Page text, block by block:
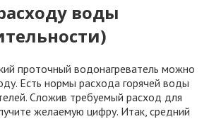
воды
проточный водонагреватель можно
Есть нормы расхода горячей воды
Сложив требуемый расход для
желаемую цифру. Итак, средний